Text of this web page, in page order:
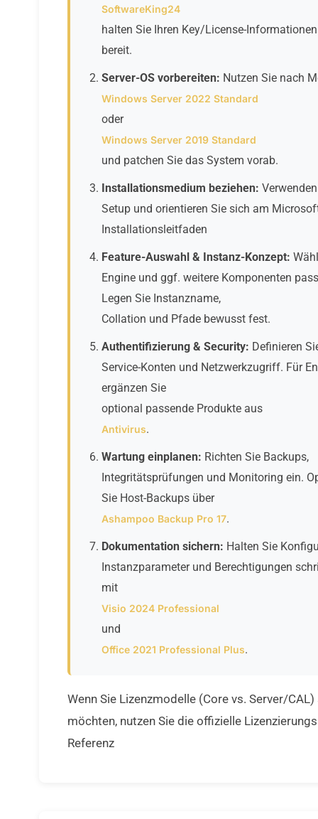
SoftwareKing24
halten Sie Ihren Key/License-
bereit.
Server-OS vorbereiten: Nutzen Sie nach
Windows Server 2022 Standard
oder
Windows Server 2019 Standard
und patchen Sie das System vorab.
Installationsmedium beziehen:
Setup und orientieren Sie sich am
Installationsleitfaden
Feature-Auswahl & Instanz-Konzept:
Engine und ggf. weitere Komponenten
Legen Sie Instanzname,
Collation und Pfade bewusst fest.
Authentifizierung & Security: Definieren
Service-Konten und Netzwerkzugriff. Für
ergänzen Sie
optional passende Produkte aus
Antivirus.
Wartung einplanen: Richten Sie Backups,
Integritätsprüfungen und Monitoring ein.
Sie Host-Backups über
Ashampoo Backup Pro 17.
Dokumentation sichern: Halten Sie
Instanzparameter und Berechtigungen
mit
Visio 2024 Professional
und
Office 2021 Professional Plus.
Wenn Sie Lizenzmodelle (Core vs. Server/
möchten, nutzen Sie die offizielle
Referenz